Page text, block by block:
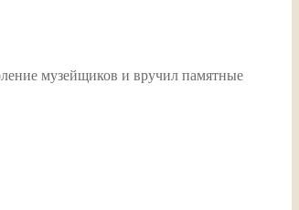
музейщиков и вручил памятные